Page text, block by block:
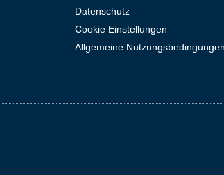
Datenschutz
Cookie Einstellungen
Allgemeine Nutzungsbedingungen